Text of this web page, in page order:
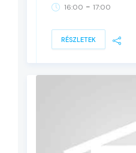
16:00 - 17:00
RÉSZLETEK